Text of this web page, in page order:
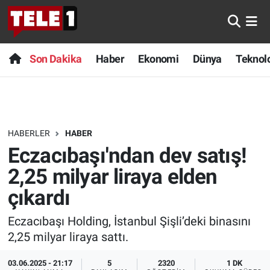
Son Dakika Haber Ekonomi Dünya
HABERLER HABER
Eczacıbaşı'ndan dev satış!
2,25 milyar liraya elden
çıkardı
Eczacıbaşı Holding, İstanbul Şişli’deki binasını
2,25 milyar liraya sattı.
03.06.2025 - 21:17 5 2320 1 DK
Anında Manşet
Başka Sohbetler
Bilim turu
Bilim ve Teknoloji Evreni
Doğa Konuşuyor
Dünya
Ege Saati
Son Dakika
Haber
Dünya
Teknoloji
Sağlık
Spor
Yayın Akışı
Nöbetçi Eczaneler
Hava Durumu
Trafik Durumu
Süper Lig Puan Durumu ve Fikstür
Tüm Manşetler
Son Dakika Haberleri
Haber Arşivi